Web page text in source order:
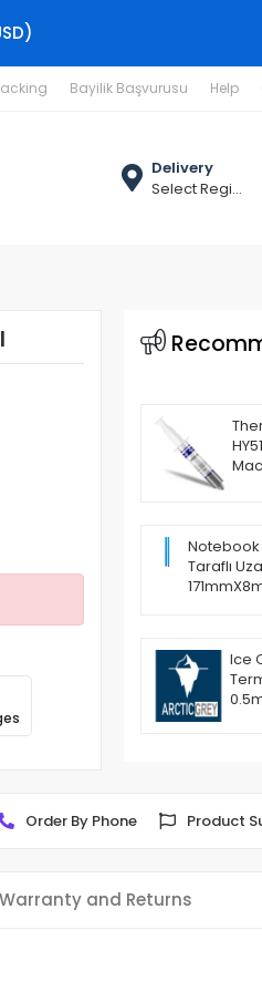
Bayilik Başvurusu Help
Delivery
Select Region
Notebook
Taraflı
Ice
Order By Phone Product
Warranty and Returns